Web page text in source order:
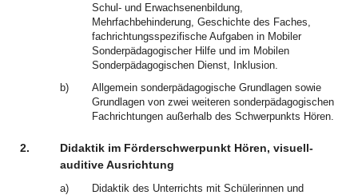
Schul- und Erwachsenenbildung,
Mehrfachbehinderung, Geschichte des Faches,
fachrichtungsspezifische Aufgaben in Mobiler
Sonderpädagogischer Hilfe und im Mobilen
Sonderpädagogischen Dienst, Inklusion.
b)
Allgemein sonderpädagogische Grundlagen sowie
Grundlagen von zwei weiteren sonderpädagogischen
Fachrichtungen außerhalb des Schwerpunkts Hören.
2.
Didaktik im Förderschwerpunkt Hören, visuell-
auditive Ausrichtung
a)
Didaktik des Unterrichts mit Schülerinnen und